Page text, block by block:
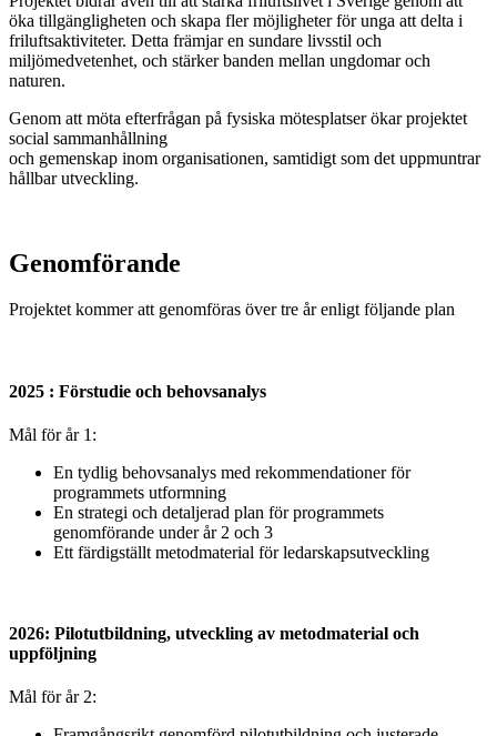
öka tillgängligheten och skapa fler möjligheter för unga att delta i
friluftsaktiviteter. Detta främjar en sundare livsstil och
miljömedvetenhet, och stärker banden mellan ungdomar och
naturen.
Genom att möta efterfrågan på fysiska mötesplatser ökar projektet
social sammanhållning
och gemenskap inom organisationen, samtidigt som det uppmuntrar
hållbar utveckling.
Genomförande
Projektet kommer att genomföras över tre år enligt följande plan
2025 : Förstudie och behovsanalys
Mål för år 1:
En tydlig behovsanalys med rekommendationer för
programmets utformning
En strategi och detaljerad plan för programmets
genomförande under år 2 och 3
Ett färdigställt metodmaterial för ledarskapsutveckling
2026: Pilotutbildning, utveckling av metodmaterial och
uppföljning
Mål för år 2: